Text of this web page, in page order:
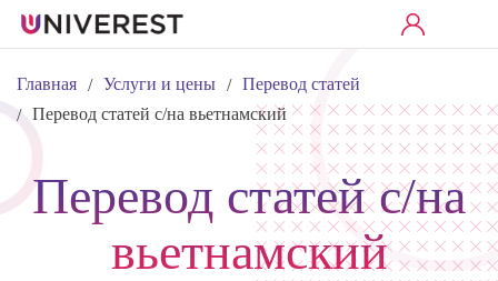
Главная / Услуги и цены / Перевод статей
/ Перевод статей с/на вьетнамский
Перевод статей с/на
вьетнамский